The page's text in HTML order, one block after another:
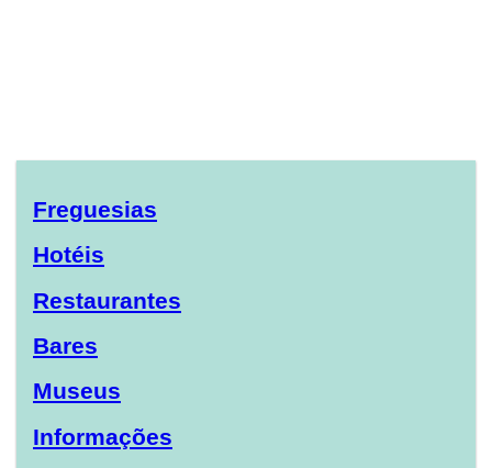
Freguesias
Hotéis
Restaurantes
Bares
Museus
Informações